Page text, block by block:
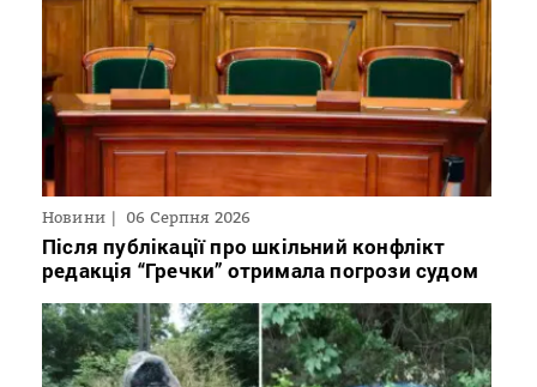
Новини 06 Серпня 2026
Після публікації про шкільний конфлікт
редакція “Гречки” отримала погрози судом